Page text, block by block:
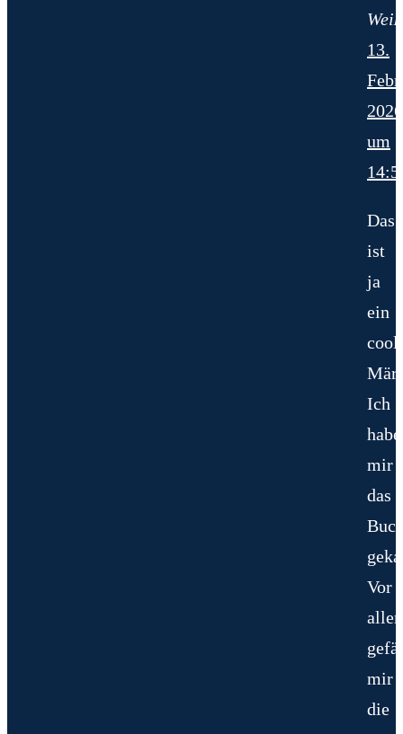
Weiß
13.
2026
um
Das
ist
ja
ein
Ich
habe
mir
das
Vor
mir
die